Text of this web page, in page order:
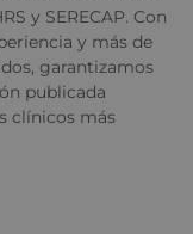
y SERECAP. Con
y más de
garantizamos
publicada
clínicos más